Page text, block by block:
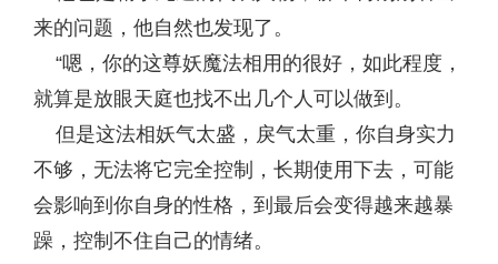
来的问题，他自然也发现了。
“嗯，你的这尊妖魔法相用的很好，如此程度，
就算是放眼天庭也找不出几个人可以做到。
但是这法相妖气太盛，戾气太重，你自身实力
不够，无法将它完全控制，长期使用下去，可能
会影响到你自身的性格，到最后会变得越来越暴
躁，控制不住自己的情绪。